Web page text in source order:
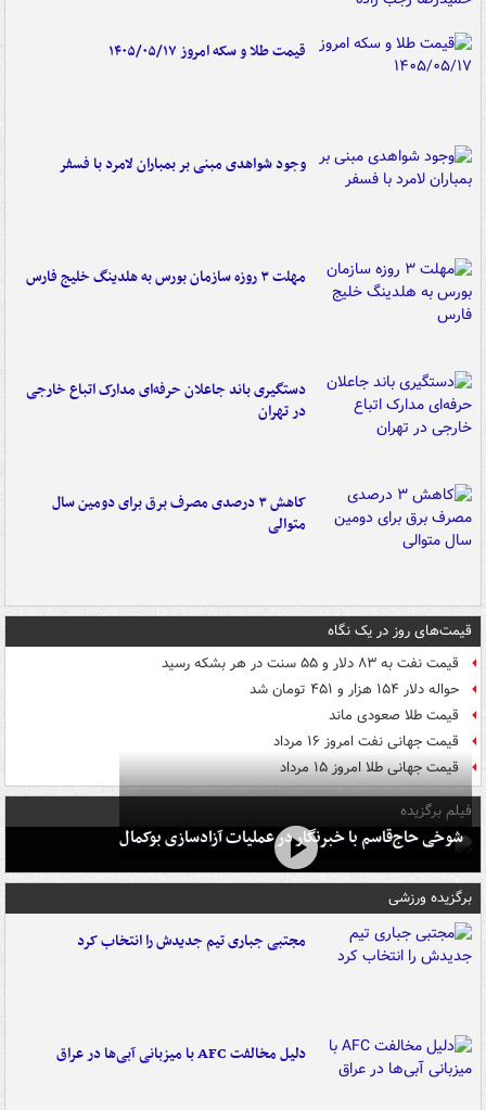
قیمت طلا و سکه امروز ۱۴۰۵/۰۵/۱۷
وجود شواهدی مبنی بر بمباران لامرد با فسفر
مهلت ۳ روزه سازمان بورس به هلدینگ خلیج فارس
دستگیری باند جاعلان حرفه‌ای مدارک اتباع خارجی
در تهران
کاهش ۳ درصدی مصرف برق برای دومین سال
متوالی
قیمت‌های روز در یک نگاه
قیمت نفت به ۸۳ دلار و ۵۵ سنت در هر بشکه رسید
حواله دلار ۱۵۴ هزار و ۴۵۱ تومان شد
قیمت طلا صعودی ماند
قیمت جهانی نفت امروز ۱۶ مرداد
قیمت جهانی طلا امروز ۱۵ مرداد
فیلم برگزیده
شوخی حاج‌قاسم با خبرنگار در عملیات آزادسازی بوکمال
برگزیده ورزشی
مجتبی جباری تیم جدیدش را انتخاب کرد
دلیل مخالفت AFC با میزبانی آبی‌ها در عراق